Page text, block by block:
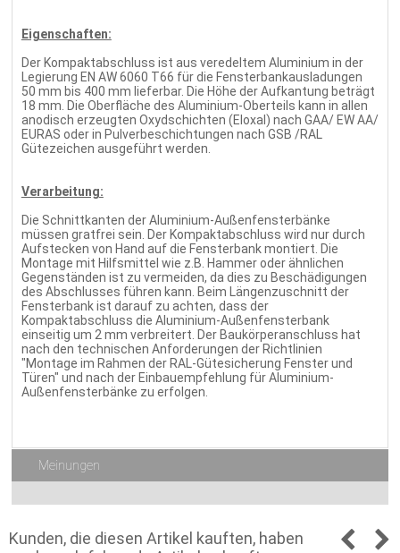
Eigenschaften:
Der Kompaktabschluss ist aus veredeltem Aluminium in der
Legierung EN AW 6060 T66 für die Fensterbankausladungen
50 mm bis 400 mm lieferbar. Die Höhe der Aufkantung beträgt
18 mm. Die Oberfläche des Aluminium-Oberteils kann in allen
anodisch erzeugten Oxydschichten (Eloxal) nach GAA/ EW AA/
EURAS oder in Pulverbeschichtungen nach GSB /RAL
Gütezeichen ausgeführt werden.
Verarbeitung:
Die Schnittkanten der Aluminium-Außenfensterbänke
müssen gratfrei sein. Der Kompaktabschluss wird nur durch
Aufstecken von Hand auf die Fensterbank montiert. Die
Montage mit Hilfsmittel wie z.B. Hammer oder ähnlichen
Gegenständen ist zu vermeiden, da dies zu Beschädigungen
des Abschlusses führen kann. Beim Längenzuschnitt der
Fensterbank ist darauf zu achten, dass der
Kompaktabschluss die Aluminium-Außenfensterbank
einseitig um 2 mm verbreitert. Der Baukörperanschluss hat
nach den technischen Anforderungen der Richtlinien
"Montage im Rahmen der RAL-Gütesicherung Fenster und
Türen" und nach der Einbauempfehlung für Aluminium-
Außenfensterbänke zu erfolgen.
Meinungen
Kunden, die diesen Artikel kauften, haben